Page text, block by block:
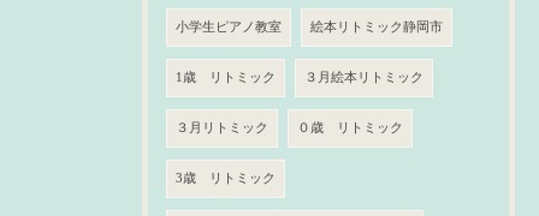
小学生ピアノ教室 絵本リトミック静岡市
1歳 リトミック ３月絵本リトミック
３月リトミック ０歳 リトミック
3歳 リトミック